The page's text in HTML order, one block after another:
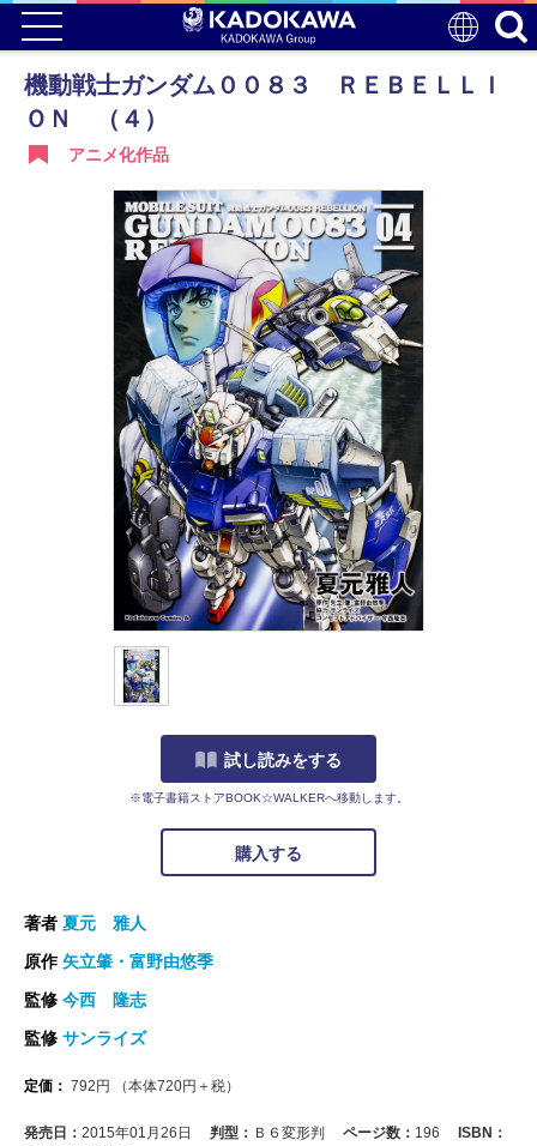
機動戦士ガンダム００８３ ＲＥＢＥＬＬＩ
ＯＮ （４）
アニメ化作品
試し読みをする
※電子書籍ストアBOOK☆WALKERへ移動します。
購入する
著者 夏元 雅人
原作矢立肇・富野由悠季
監修 今西 隆志
監修 サンライズ
定価： 792 円 （本体720円＋税）
発売日： 2015年01月26日 判型： Ｂ６変形判 ページ数： 196
ISBN：